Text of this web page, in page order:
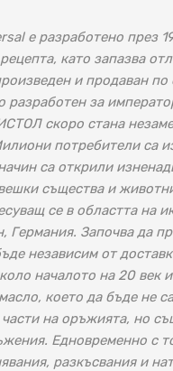
е разработено през
като запазва
и продаван
разработен за
скоро стана
потребители са
са открили
същества и
се в областта на
Германия. Започва да
независим от
началото на 20 век
което да бъде не
на оръжията, но
Едновременно с
разкъсвания и